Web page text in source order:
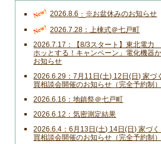
New! 2026.8.6 ※お盆休みのお知らせ
New! 2026.7.28 上棟式＠七戸町
2026.7.17
【8/3スタート】東北電力
ホッとする！キャンペーン」電化機器
お知らせ
2026.6.29
7月11日(土) 12日(日) 家づ
買相談会開催のお知らせ（完全予約制）
2026.6.16 地鎮祭＠七戸町
2026.6.12 気密測定結果
2026.6.4
6月13日(土) 14日(日) 家づ
買相談会開催のお知らせ（完全予約制）